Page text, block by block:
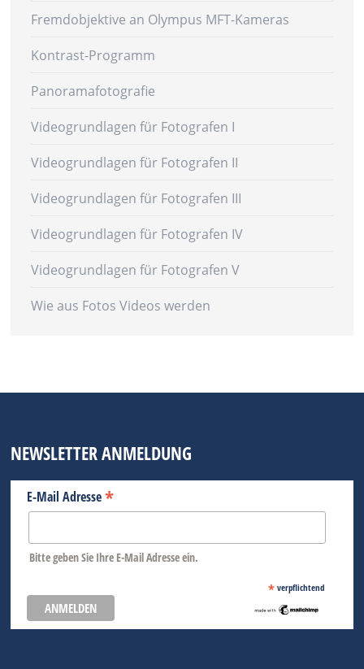
Fremdobjektive an Olympus MFT-Kameras
Kontrast-Programm
Panoramafotografie
Videogrundlagen für Fotografen I
Videogrundlagen für Fotografen II
Videogrundlagen für Fotografen III
Videogrundlagen für Fotografen IV
Videogrundlagen für Fotografen V
Wie aus Fotos Videos werden
NEWSLETTER ANMELDUNG
E-Mail Adresse*
Bitte geben Sie Ihre E-Mail Adresse ein.
* verpflichtend